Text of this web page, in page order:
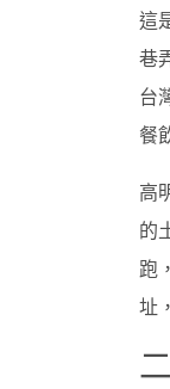
這
巷
台
餐
高
的
跑
址